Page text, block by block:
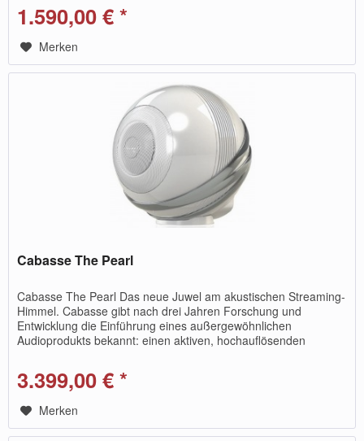
1.590,00 € *
Merken
Cabasse The Pearl
Cabasse The Pearl Das neue Juwel am akustischen Streaming-
Himmel. Cabasse gibt nach drei Jahren Forschung und
Entwicklung die Einführung eines außergewöhnlichen
Audioprodukts bekannt: einen aktiven, hochauflösenden
3.399,00 € *
Merken